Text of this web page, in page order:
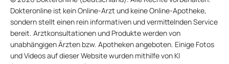
Dokteronline ist kein Online-Arzt und keine Online-Apotheke,
sondern stellt einen rein informativen und vermittelnden Service
bereit. Arztkonsultationen und Produkte werden von
unabhängigen Ärzten bzw. Apotheken angeboten. Einige Fotos
und Videos auf dieser Website wurden mithilfe von KI